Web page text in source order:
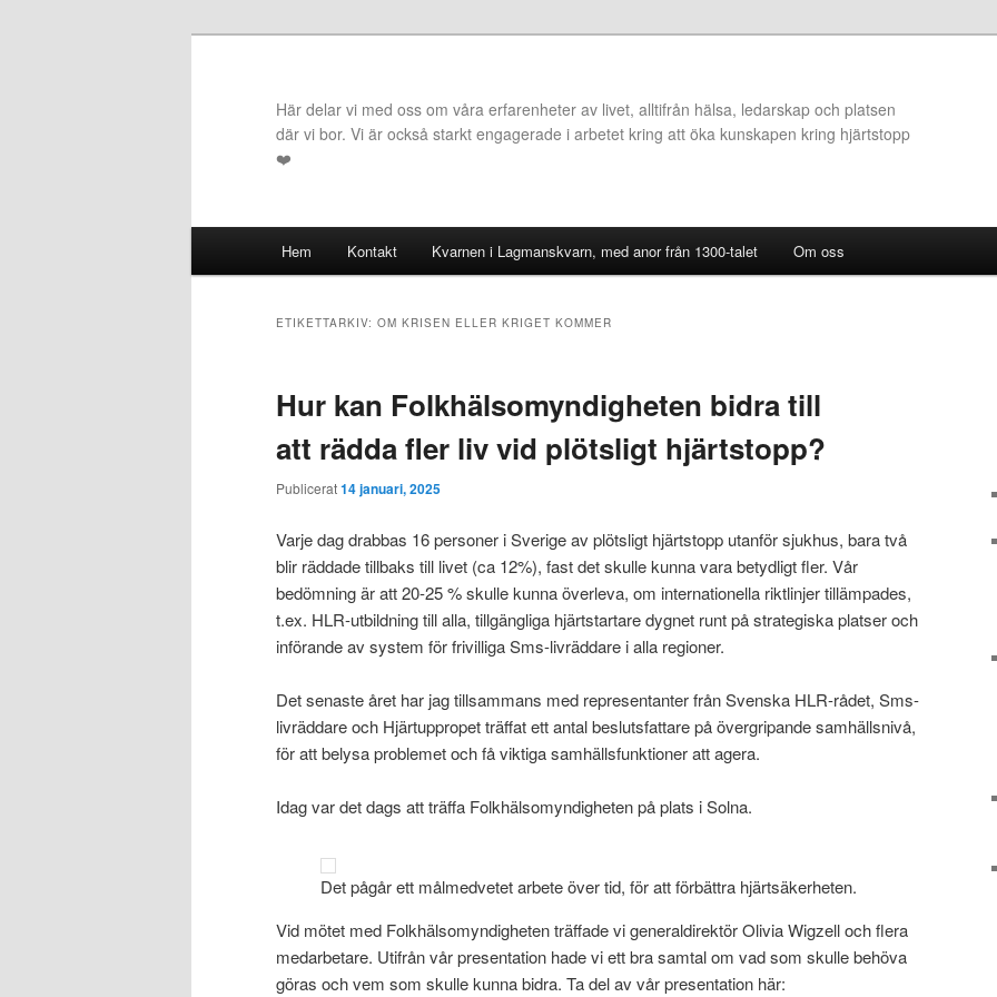
Här delar vi med oss om våra erfarenheter av livet, alltifrån hälsa, ledarskap och platsen
där vi bor. Vi är också starkt engagerade i arbetet kring att öka kunskapen kring hjärtstopp
❤️
Hem Kontakt Kvarnen i Lagmanskvarn, med anor från 1300-talet Om oss
ETIKETTARKIV: OM KRISEN ELLER KRIGET KOMMER
Hur kan Folkhälsomyndigheten bidra till
att rädda fler liv vid plötsligt hjärtstopp?
Publicerat14 januari, 2025
Varje dag drabbas 16 personer i Sverige av plötsligt hjärtstopp utanför sjukhus, bara två
blir räddade tillbaks till livet (ca 12%), fast det skulle kunna vara betydligt fler. Vår
bedömning är att 20-25 % skulle kunna överleva, om internationella riktlinjer tillämpades,
t.ex. HLR-utbildning till alla, tillgängliga hjärtstartare dygnet runt på strategiska platser och
införande av system för frivilliga Sms-livräddare i alla regioner.
Det senaste året har jag tillsammans med representanter från Svenska HLR-rådet, Sms-
livräddare och Hjärtuppropet träffat ett antal beslutsfattare på övergripande samhällsnivå,
för att belysa problemet och få viktiga samhällsfunktioner att agera.
Idag var det dags att träffa Folkhälsomyndigheten på plats i Solna.
Det pågår ett målmedvetet arbete över tid, för att förbättra hjärtsäkerheten.
Vid mötet med Folkhälsomyndigheten träffade vi generaldirektör Olivia Wigzell och flera
medarbetare. Utifrån vår presentation hade vi ett bra samtal om vad som skulle behöva
göras och vem som skulle kunna bidra. Ta del av vår presentation här: